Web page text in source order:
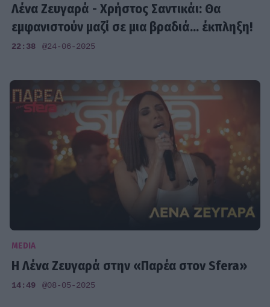
Λένα Ζευγαρά - Χρήστος Σαντικάι: Θα
εμφανιστούν μαζί σε μια βραδιά... έκπληξη!
22:38 @24-06-2025
MEDIA
Η Λένα Ζευγαρά στην «Παρέα στον Sfera»
14:49 @08-05-2025